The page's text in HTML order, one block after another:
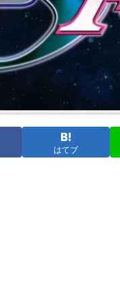
はてブ